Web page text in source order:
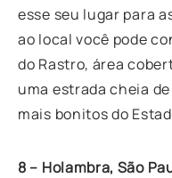
esse seu lugar para
ao local você pode
do Rastro, área
uma estrada cheia
mais bonitos do
8 – Holambra, São